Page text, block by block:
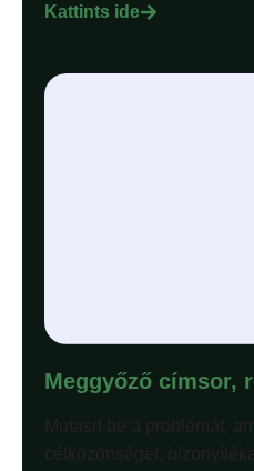
Kattints ide
Meggyőző címsor,
Mutasd be a problémát,
célközönséget,